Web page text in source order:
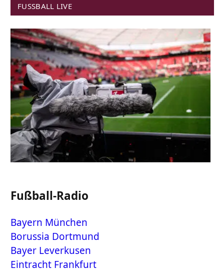
FUSSBALL LIVE
Fußball-Radio
Bayern München
Borussia Dortmund
Bayer Leverkusen
Eintracht Frankfurt